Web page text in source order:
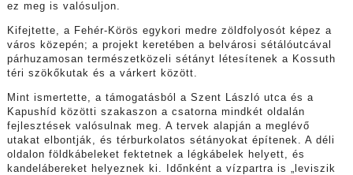
ez meg is valósuljon.
Kifejtette, a Fehér-Körös egykori medre zöldfolyosót képez a
város közepén; a projekt keretében a belvárosi sétálóutcával
párhuzamosan természetközeli sétányt létesítenek a Kossuth
téri szökőkutak és a várkert között.
Mint ismertette, a támogatásból a Szent László utca és a
Kapushíd közötti szakaszon a csatorna mindkét oldalán
fejlesztések valósulnak meg. A tervek alapján a meglévő
utakat elbontják, és térburkolatos sétányokat építenek. A déli
oldalon földkábeleket fektetnek a légkábelek helyett, és
kandelábereket helyeznek ki. Időnként a vízpartra is „leviszik